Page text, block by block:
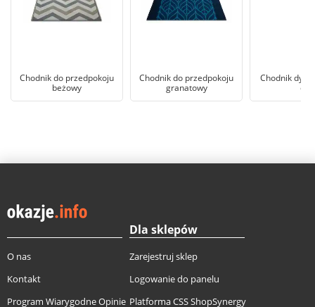
Chodnik do przedpokoju
beżowy
Chodnik do przedpokoju
granatowy
Chodnik
cm
O nas
Kontakt
Program Wiarygodne Opinie
Dla sklepów
Zarejestruj sklep
Logowanie do panelu
Platforma CSS ShopSynergy